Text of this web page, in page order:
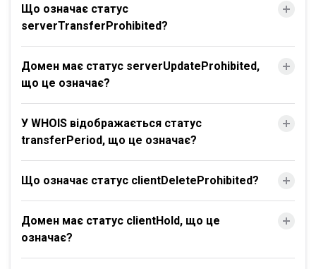
Що означає статус
serverTransferProhibited?
Домен має статус serverUpdateProhibited,
що це означає?
У WHOIS відображається статус
transferPeriod, що це означає?
Що означає статус clientDeleteProhibited?
Домен має статус clientHold, що це
означає?